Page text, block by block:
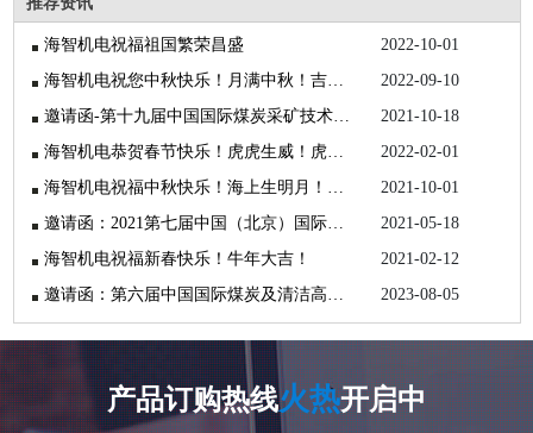
海智机电祝福祖国繁荣昌盛
2022-10-01
海智机电祝您中秋快乐！月满中秋！吉祥如意！
2022-09-10
邀请函-第十九届中国国际煤炭采矿技术交流及设备展览会
2021-10-18
海智机电恭贺春节快乐！虎虎生威！虎年大吉！
2022-02-01
海智机电祝福中秋快乐！海上生明月！天涯共此时！
2021-10-01
邀请函：2021第七届中国（北京）国际矿业展览会
2021-05-18
海智机电祝福新春快乐！牛年大吉！
2021-02-12
邀请函：第六届中国国际煤炭及清洁高效利用展览会
2023-08-05
产品订购热线火热开启中